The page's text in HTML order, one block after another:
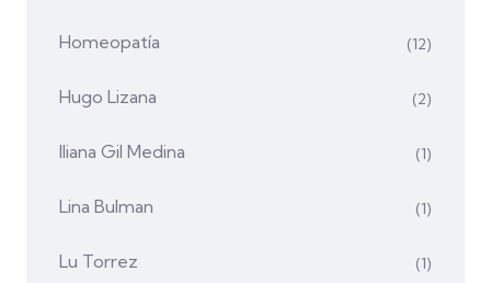
Homeopatía (12)
Hugo Lizana (2)
Iliana Gil Medina (1)
Lina Bulman (1)
Lu Torrez (1)